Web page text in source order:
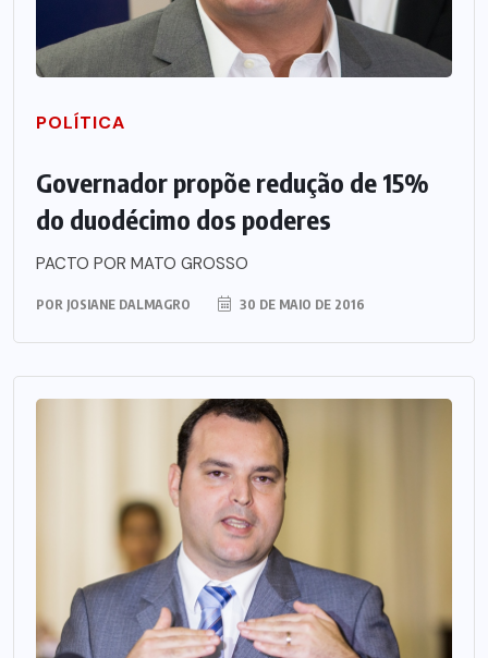
POLÍTICA
Governador propõe redução de 15%
do duodécimo dos poderes
PACTO POR MATO GROSSO
POR JOSIANE DALMAGRO 30 DE MAIO DE 2016